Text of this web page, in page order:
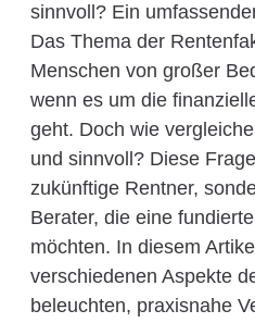
sinnvoll? Ein
Das Thema der
Menschen von großer
wenn es um die
geht. Doch wie
und sinnvoll? Diese
zukünftige Rentner,
Berater, die eine
möchten. In diesem
verschiedenen Aspekte
beleuchten, praxisnahe